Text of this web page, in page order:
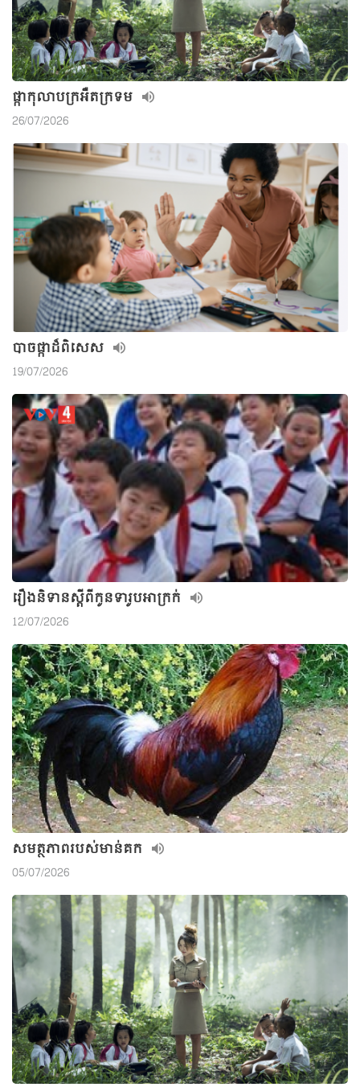
ផ្កាកុលាបក្រអឺតក្រទម
26/07/2026
បាចផ្កាដ៏ពិសេស
19/07/2026
រឿងនិទានស្តីពីកូនទារូបអាក្រក់
12/07/2026
សមត្ថភាពរបស់មាន់គក
05/07/2026